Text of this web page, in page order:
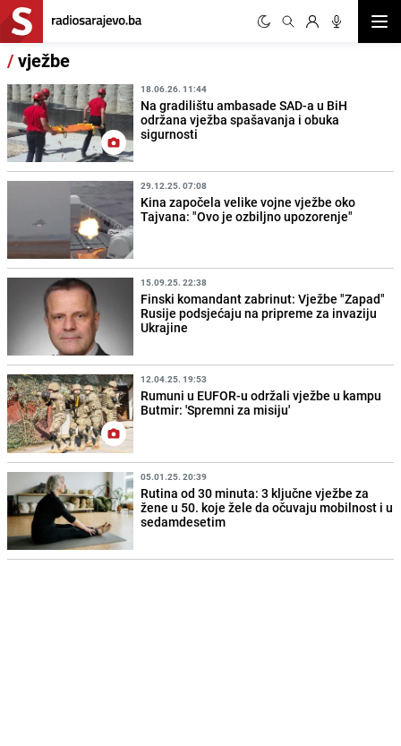
/vježbe
18.06.26. 11:44
Na gradilištu ambasade SAD-a u BiH
održana vježba spašavanja i obuka
sigurnosti
29.12.25. 07:08
Kina započela velike vojne vježbe oko
Tajvana: "Ovo je ozbiljno upozorenje"
15.09.25. 22:38
Finski komandant zabrinut: Vježbe "Zapad"
Rusije podsjećaju na pripreme za invaziju
Ukrajine
12.04.25. 19:53
Rumuni u EUFOR-u održali vježbe u kampu
Butmir: 'Spremni za misiju'
05.01.25. 20:39
Rutina od 30 minuta: 3 ključne vježbe za
žene u 50. koje žele da očuvaju mobilnost i u
sedamdesetim